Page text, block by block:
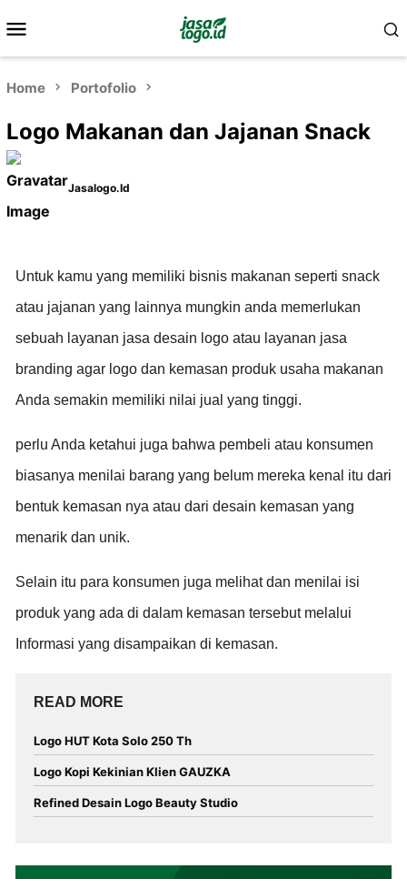
Home Portofolio
Logo Makanan dan Jajanan Snack
Jasalogo.id
Untuk kamu yang memiliki bisnis makanan seperti snack
atau jajanan yang lainnya mungkin anda memerlukan
sebuah layanan jasa desain logo atau layanan jasa
branding agar logo dan kemasan produk usaha makanan
Anda semakin memiliki nilai jual yang tinggi.
perlu Anda ketahui juga bahwa pembeli atau konsumen
biasanya menilai barang yang belum mereka kenal itu dari
bentuk kemasan nya atau dari desain kemasan yang
menarik dan unik.
Selain itu para konsumen juga melihat dan menilai isi
produk yang ada di dalam kemasan tersebut melalui
Informasi yang disampaikan di kemasan.
READ MORE
Logo HUT Kota Solo 250 Th
Logo Kopi Kekinian Klien GAUZKA
Refined Desain Logo Beauty Studio